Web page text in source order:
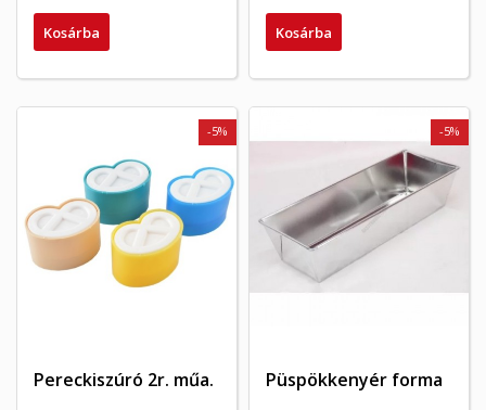
Kosárba Kosárba
Pereckiszúró 2r. műa.
-5%
Püspökkenyér forma
-5%
My wishlists
((modalTitle)) ×
((confirmMessage))
Kívánságlista létrehozása ×
Kívánságlista neve
Bejelentkezés ×
Be kell jelentkezned a termékek kívánságlistába történő
mentéséhez.